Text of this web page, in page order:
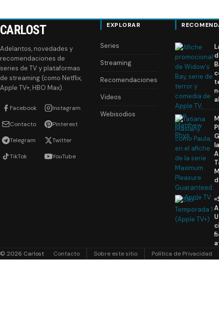
CARLOST
Adelantos, novedades y
recomendaciones de
series de TV y plataformas
de streaming (como Netflix,
Apple TV+, HBO Max).
Facebook Instagram
Contacto Pinterest
Telegram Twitter
TikTok YouTube
EXPLORAR
Series
Streaming
Recomendaciones
Videos
Webisodios
© 2026 Carlost Contacto Sobre este sitio Política de Privacidad